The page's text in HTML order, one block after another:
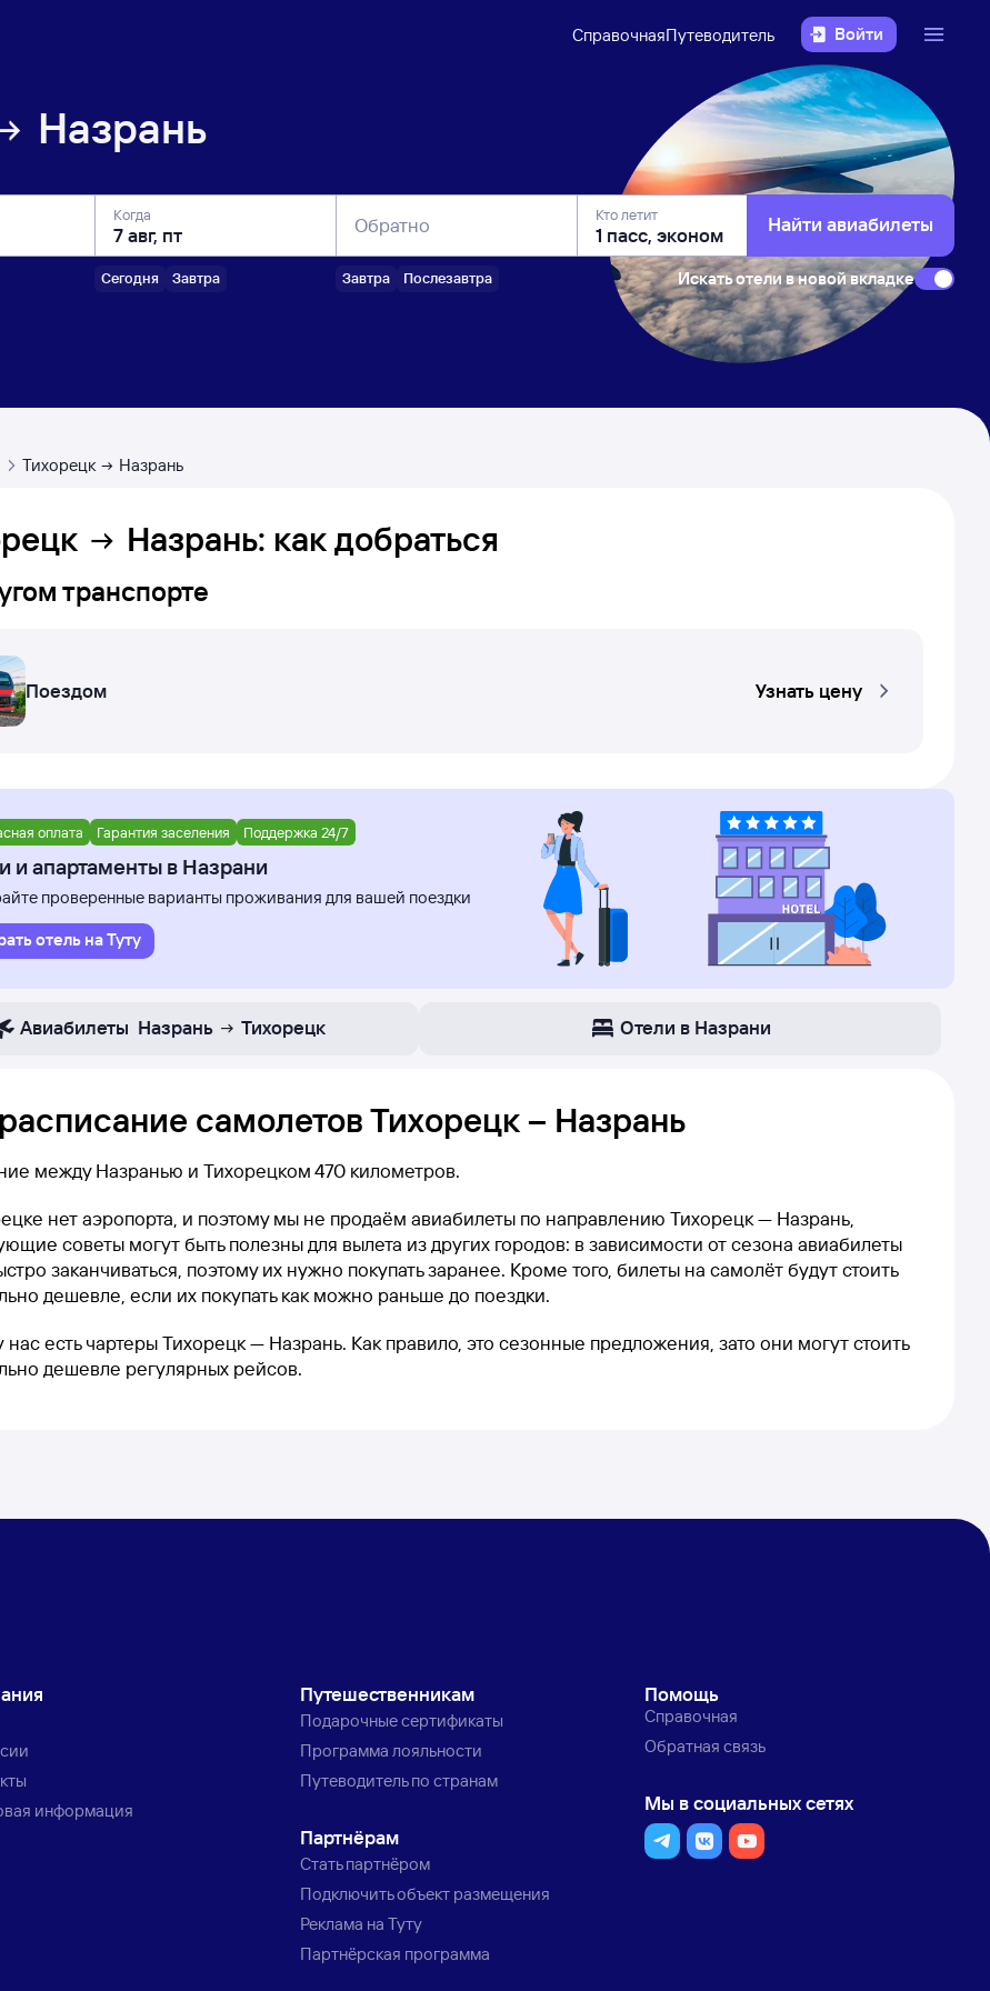
СправочнаяПутеводитель Войти
Назрань
Когда
Сегодня Завтра
Обратно
Завтра Послезавтра
Кто летит Найти авиабилеты
Искать отели в новой вкладке
Тихорецк Назрань
Назрань: как добраться
транспорте
Поездом Узнать цену
оплата Гарантия заселения Поддержка 24/7
и апартаменты в Назрани
проверенные варианты проживания для вашей поездки
отель на Туту
Авиабилеты Назрань Тихорецк Отели в Назрани
самолетов Тихорецк – Назрань
между Назранью и Тихорецком 470 километров.
нет аэропорта, и поэтому мы не продаём авиабилеты по направлению Тихорецк — Назрань,
советы могут быть полезны для вылета из других городов: в зависимости от сезона авиабилеты
заканчиваться, поэтому их нужно покупать заранее. Кроме того, билеты на самолёт будут стоить
дешевле, если их покупать как можно раньше до поездки.
нас есть чартеры Тихорецк — Назрань. Как правило, это сезонные предложения, зато они могут стоить
дешевле регулярных рейсов.
информация
Путешественникам
Подарочные сертификаты
Программа лояльности
Путеводитель по странам
Партнёрам
Стать партнёром
Подключить объект размещения
Реклама на Туту
Партнёрская программа
Помощь
Справочная
Обратная связь
Мы в социальных сетях